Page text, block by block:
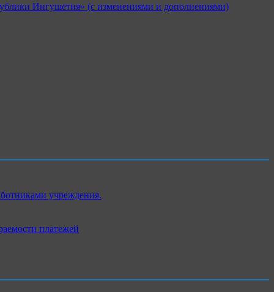
Ингушетия» (с изменениями и дополнениями)
учреждения.
платежей